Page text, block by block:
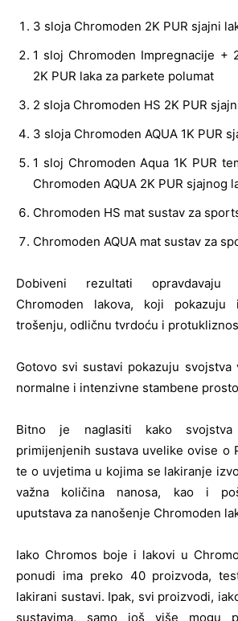
3 sloja Chromoden 2K PUR sjajni
1 sloj Chromoden Impregnacije +
2K PUR laka za parkete polumat
2 sloja Chromoden HS 2K PUR
3 sloja Chromoden AQUA 1K PUR
1 sloj Chromoden Aqua 1K PUR
Chromoden AQUA 2K PUR sjajnog
Chromoden HS mat sustav za
Chromoden AQUA mat sustav za
Dobiveni rezultati opravdavaju
Chromoden lakova, koji pokazuju
trošenju, odličnu tvrdoću i
Gotovo svi sustavi pokazuju svojstva
normalne i intenzivne stambene
Bitno je naglasiti kako
primijenjenih sustava uvelike ovise o
te o uvjetima u kojima se lakiranje
važna količina nanosa, kao i
uputstava za nanošenje Chromoden
Iako Chromos boje i lakovi u
ponudi ima preko 40 proizvoda,
lakirani sustavi. Ipak, svi proizvodi,
sustavima, samo još više mogu